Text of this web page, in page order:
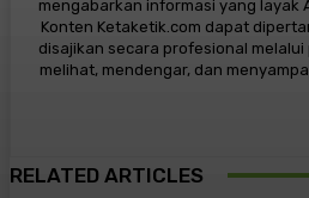
mengabarkan informasi yang layak
Konten Ketaketik.com dapat
disajikan secara profesional
melihat, mendengar, dan
RELATED ARTICLES